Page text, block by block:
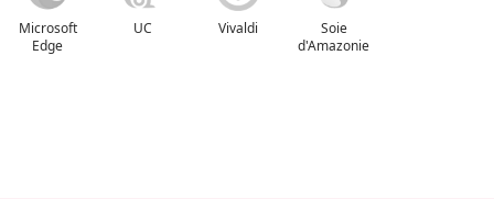
Microsoft
Edge
UC Vivaldi
Soie
d'Amazonie